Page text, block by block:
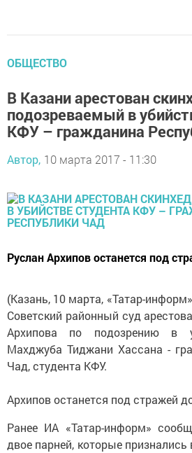
ОБЩЕСТВО
В Казани арестован
подозреваемый в
КФУ – гражданина
Автор, 10 марта 2017 - 11:30
Руслан Архипов останется под
(Казань, 10 марта, «Татар-
Советский районный суд
Архипова по подозрению в
Махджуба Тиджани Хассана -
Чад, студента КФУ.
Архипов останется под стражей
Ранее ИА «Татар-информ»
двое парней, которые